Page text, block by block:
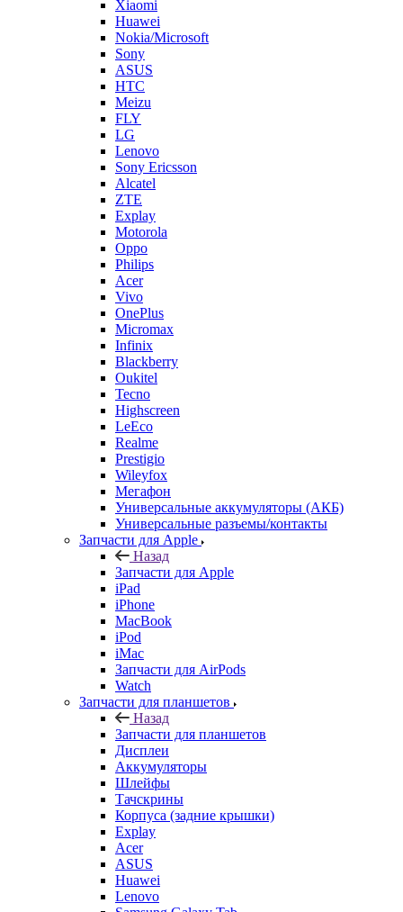
FLY
LG
Lenovo
Sony Ericsson
Alcatel
ZTE
Explay
Motorola
Oppo
Philips
Acer
Vivo
OnePlus
Micromax
Infinix
Blackberry
Oukitel
Tecno
Highscreen
LeEco
Realme
Prestigio
Wileyfox
Мегафон
Универсальные аккумуляторы (АКБ)
Универсальные разъемы/контакты
Запчасти для Apple
Назад
Запчасти для Apple
iPad
iPhone
MacBook
iPod
iMac
Запчасти для AirPods
Watch
Запчасти для планшетов
Назад
Запчасти для планшетов
Дисплеи
Аккумуляторы
Шлейфы
Тачскрины
Корпуса (задние крышки)
Explay
Acer
ASUS
Huawei
Lenovo
Samsung Galaxy Tab
Sony
Xiaomi
Запчасти для ноутбуков
Назад
Запчасти для ноутбуков
Зарядные устройства